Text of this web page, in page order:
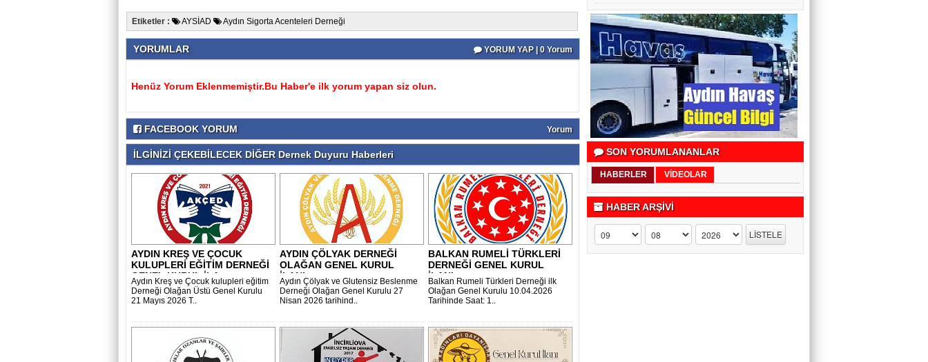
Etiketler : AYSİAD Aydın Sigorta Acenteleri Derneği
YORUMLAR YORUM YAP | 0 Yorum
Henüz Yorum Eklenmemiştir.Bu Haber'e ilk yorum yapan siz olun.
FACEBOOK YORUM Yorum
İLGİNİZİ ÇEKEBİLECEK DİĞER Dernek Duyuru Haberleri
AYDIN KREŞ VE ÇOCUK
KULUPLERİ EĞİTİM DERNEĞİ
GENEL KURUL İLA..
Aydın Kreş ve Çocuk kulupleri eğitim
Derneği Olağan Üstü Genel Kurulu
21 Mayıs 2026 T..
AYDIN ÇÖLYAK DERNEĞİ
OLAĞAN GENEL KURUL
İLANI
Aydın Çölyak ve Glutensiz Beslenme
Derneği Olağan Genel Kurulu 27
Nisan 2026 tarihind..
BALKAN RUMELİ TÜRKLERİ
DERNEĞİ GENEL KURUL
İLANI
Balkan Rumeli Türkleri Derneği ilk
Olağan Genel Kurulu 10.04.2026
Tarihinde Saat: 1..
SON YORUMLANANLAR
HABERLER VİDEOLAR
HABER ARŞİVİ